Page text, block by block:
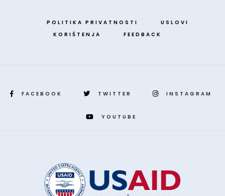
POLITIKA PRIVATNOSTI
USLOVI
KORIŠTENJA
FEEDBACK
FACEBOOK TWITTER INSTAGRAM
YOUTUBE